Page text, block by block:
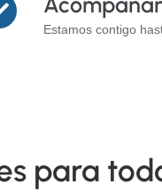
Estamos contigo
para